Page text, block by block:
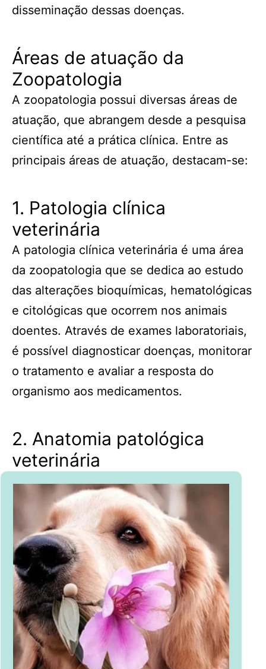
disseminação dessas doenças.
Áreas de atuação da
Zoopatologia
A zoopatologia possui diversas áreas de
atuação, que abrangem desde a pesquisa
científica até a prática clínica. Entre as
principais áreas de atuação, destacam-se:
1. Patologia clínica
veterinária
A patologia clínica veterinária é uma área
da zoopatologia que se dedica ao estudo
das alterações bioquímicas, hematológicas
e citológicas que ocorrem nos animais
doentes. Através de exames laboratoriais,
é possível diagnosticar doenças, monitorar
o tratamento e avaliar a resposta do
organismo aos medicamentos.
2. Anatomia patológica
veterinária